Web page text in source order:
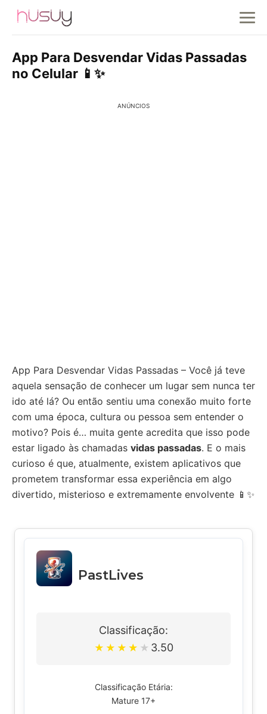
App Para Desvendar Vidas Passadas
no Celular 📱✨
ANÚNCIOS
App Para Desvendar Vidas Passadas – Você já teve
aquela sensação de conhecer um lugar sem nunca ter
ido até lá? Ou então sentiu uma conexão muito forte
com uma época, cultura ou pessoa sem entender o
motivo? Pois é… muita gente acredita que isso pode
estar ligado às chamadas vidas passadas. E o mais
curioso é que, atualmente, existem aplicativos que
prometem transformar essa experiência em algo
divertido, misterioso e extremamente envolvente 📱✨
PastLives
Classificação:
★ ★ ★ ★ ★ 3.50
Classificação Etária:
Mature 17+